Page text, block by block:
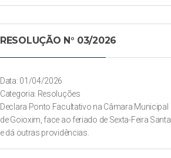
RESOLUÇÃO N° 03/2026
Data: 01/04/2026
Categoria: Resoluções
Declara Ponto Facultativo na Câmara Municipal
de Goioxim, face ao feriado de Sexta-Feira Santa
e dá outras providências.